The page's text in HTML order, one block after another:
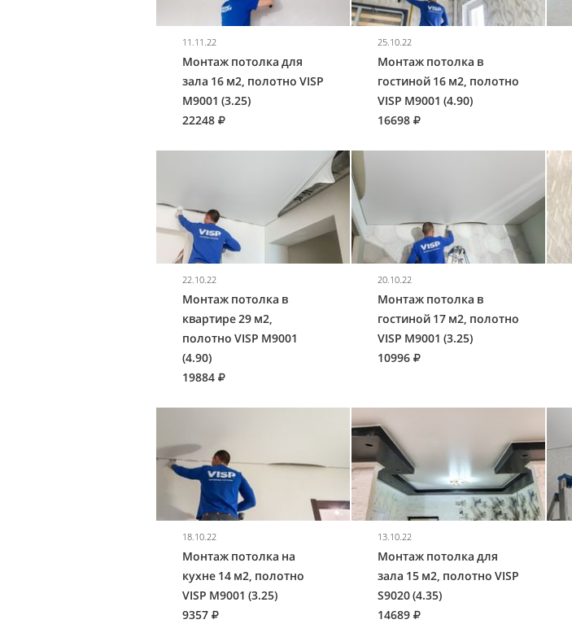
11.11.22
Монтаж потолка для
зала 16 м2, полотно VISP
M9001 (3.25)
22248
25.10.22
Монтаж потолка в
гостиной 16 м2, полотно
VISP M9001 (4.90)
16698
22.10.22
Монтаж потолка в
квартире 29 м2,
полотно VISP M9001
(4.90)
19884
20.10.22
Монтаж потолка в
гостиной 17 м2, полотно
VISP M9001 (3.25)
10996
18.10.22
Монтаж потолка на
кухне 14 м2, полотно
VISP M9001 (3.25)
9357
13.10.22
Монтаж потолка для
зала 15 м2, полотно VISP
S9020 (4.35)
14689